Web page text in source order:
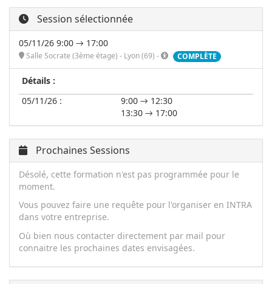
Session sélectionnée
05/11/26 9:00 → 17:00
Salle Socrate (3ème étage) - Lyon (69) - COMPLÈTE
Détails :
05/11/26 :
9:00 → 12:30
13:30 → 17:00
Prochaines Sessions
Désolé, cette formation n'est pas programmée pour le
moment.
Vous pouvez faire une requête pour l'organiser en INTRA
dans votre entreprise.
Où bien nous contacter directement par mail pour
connaitre les prochaines dates envisagées.